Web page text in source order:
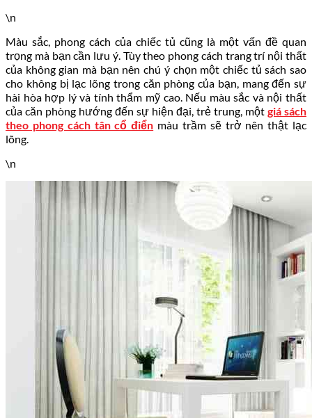
\n
Màu sắc, phong cách của chiếc tủ cũng là một vấn đề quan
trọng mà bạn cần lưu ý. Tùy theo phong cách trang trí nội thất
của không gian mà bạn nên chú ý chọn một chiếc tủ sách sao
cho không bị lạc lõng trong căn phòng của bạn, mang đến sự
hài hòa hợp lý và tính thẩm mỹ cao. Nếu màu sắc và nội thất
của căn phòng hướng đến sự hiện đại, trẻ trung, một giá sách
theo phong cách tân cổ điển màu trầm sẽ trở nên thật lạc
lõng.
\n